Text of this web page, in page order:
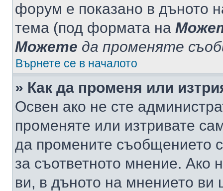
форум е показано в дъното
тема (под формата на
Можете да променяте
Върнете се в началото
» Как да променя или
Освен ако не сте
променяте или изтривате
да промените съобщението
за съответното мнение. Ако
ви, в дъното на мнението ви